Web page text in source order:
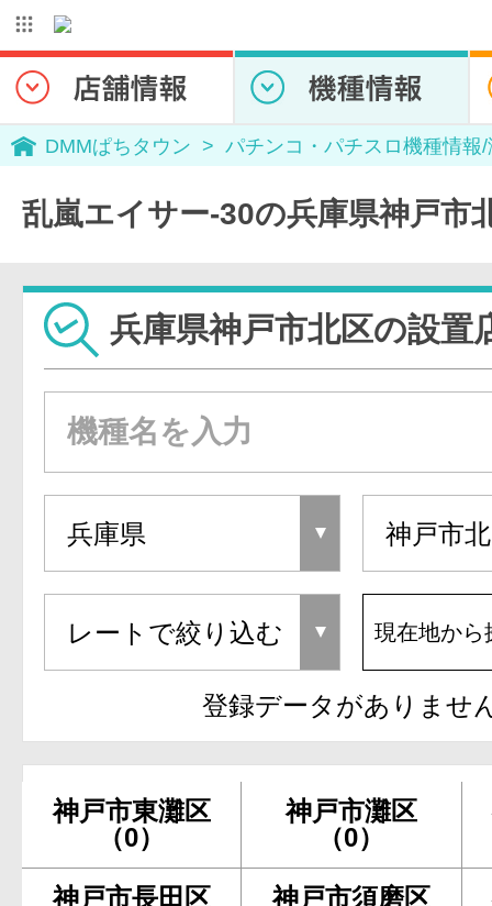
DMMぱちタウン パチンコ・パチスロ機種情報
乱嵐エイサー-30の兵庫県神戸市
兵庫県神戸市北区の設置
現在地から
登録データがありませ
神戸市東灘区
（0）
神戸市灘区
（0）
神戸市長田区
神戸市須磨区